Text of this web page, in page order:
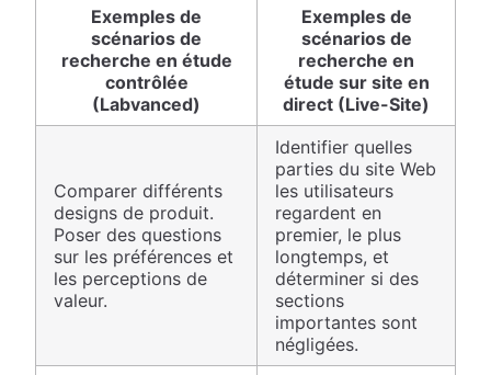
Exemples de
scénarios de
recherche en étude
contrôlée
(Labvanced)
Exemples de
scénarios de
recherche en
étude sur site en
direct (Live-Site)
Comparer différents
designs de produit.
Poser des questions
sur les préférences et
les perceptions de
valeur.
Identifier quelles
parties du site Web
les utilisateurs
regardent en
premier, le plus
longtemps, et
déterminer si des
sections
importantes sont
négligées.